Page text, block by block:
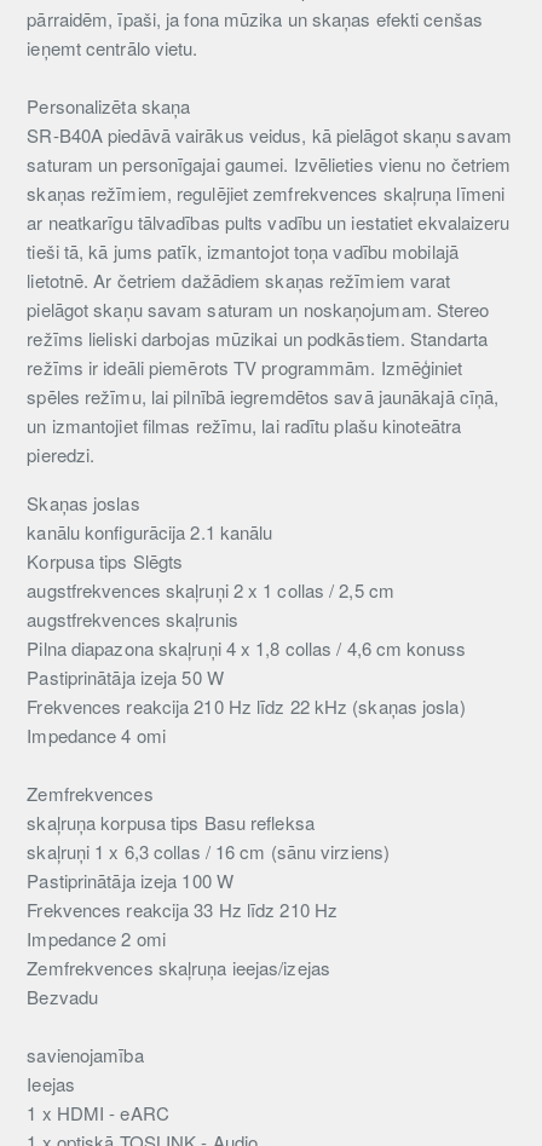
pārraidēm, īpaši, ja fona mūzika un skaņas efekti cenšas
ieņemt centrālo vietu.
Personalizēta skaņa
SR-B40A piedāvā vairākus veidus, kā pielāgot skaņu savam
saturam un personīgajai gaumei. Izvēlieties vienu no četriem
skaņas režīmiem, regulējiet zemfrekvences skaļruņa līmeni
ar neatkarīgu tālvadības pults vadību un iestatiet ekvalaizeru
tieši tā, kā jums patīk, izmantojot toņa vadību mobilajā
lietotnē. Ar četriem dažādiem skaņas režīmiem varat
pielāgot skaņu savam saturam un noskaņojumam. Stereo
režīms lieliski darbojas mūzikai un podkāstiem. Standarta
režīms ir ideāli piemērots TV programmām. Izmēģiniet
spēles režīmu, lai pilnībā iegremdētos savā jaunākajā cīņā,
un izmantojiet filmas režīmu, lai radītu plašu kinoteātra
pieredzi.
Skaņas joslas
kanālu konfigurācija 2.1 kanālu
Korpusa tips Slēgts
augstfrekvences skaļruņi 2 x 1 collas / 2,5 cm
augstfrekvences skaļrunis
Pilna diapazona skaļruņi 4 x 1,8 collas / 4,6 cm konuss
Pastiprinātāja izeja 50 W
Frekvences reakcija 210 Hz līdz 22 kHz (skaņas josla)
Impedance 4 omi
Zemfrekvences
skaļruņa korpusa tips Basu refleksa
skaļruņi 1 x 6,3 collas / 16 cm (sānu virziens)
Pastiprinātāja izeja 100 W
Frekvences reakcija 33 Hz līdz 210 Hz
Impedance 2 omi
Zemfrekvences skaļruņa ieejas/izejas
Bezvadu
savienojamība
Ieejas
1 x HDMI - eARC